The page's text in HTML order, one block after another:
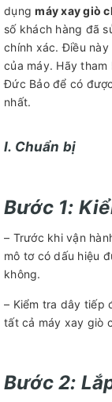
dụngmáy xay giò
số khách hàng đã
chính xác. Điều này
của máy. Hãy
Đức Bảo để có
nhất.
I. Chuẩn bị
Bước1:
– Trước khi vận
mô tơ có dấu hiệu
không.
– Kiểm tra dây tiếp
tất cả máy xay giò
Bước 2: